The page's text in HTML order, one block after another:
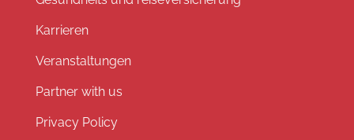
Karrieren
Veranstaltungen
Partner with us
Privacy Policy